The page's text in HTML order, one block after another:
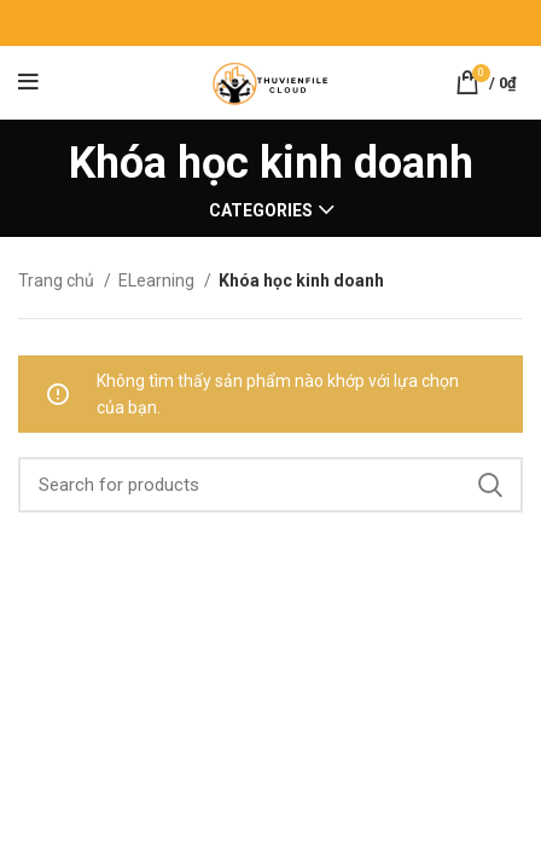
0
/ 0₫
Khóa học kinh doanh
CATEGORIES
Trang chủ ELearning Khóa học kinh doanh
Không tìm thấy sản phẩm nào khớp với lựa chọn
của bạn.